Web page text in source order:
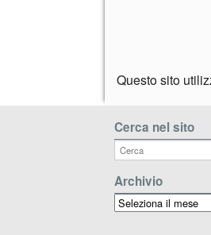
Questo sito
Cerca nel sito
Archivio
Archivio